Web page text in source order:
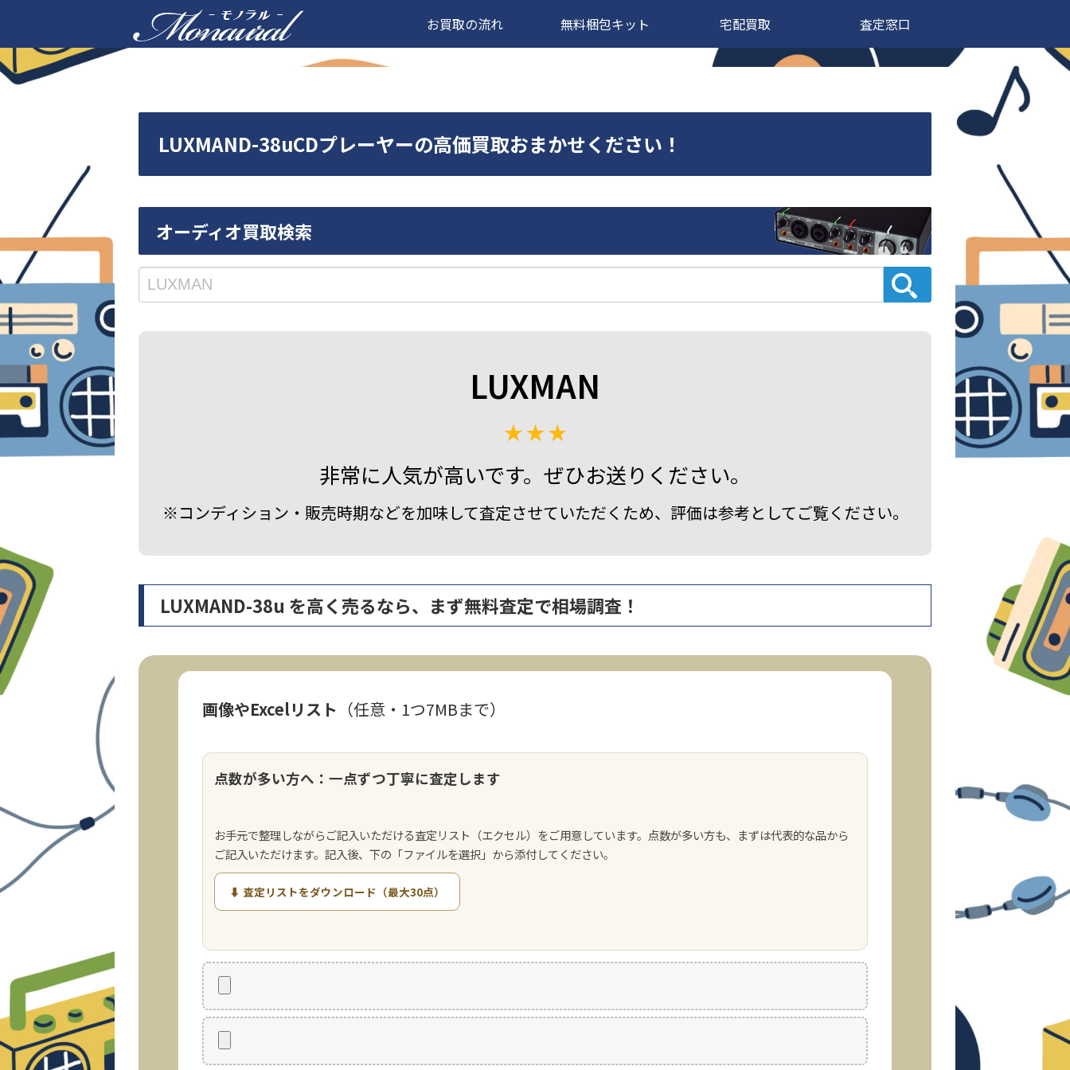
お買取の流れ 無料梱包キット 宅配買取 査定窓口
LUXMAND-38uCDプレーヤーの高価買取おまかせください！
オーディオ買取検索
LUXMAN
非常に人気が高いです。ぜひお送りください。
※コンディション・販売時期などを加味して査定させていただくため、評価は参考としてご覧ください。
LUXMAND-38u を高く売るなら、まず無料査定で相場調査！
画像やExcelリスト （任意・1つ7MBまで）
点数が多い方へ：一点ずつ丁寧に査定します
お手元で整理しながらご記入いただける査定リスト（エクセル）をご用意しています。点数が多い方も、まずは代表的な品から
ご記入いただけます。記入後、下の「ファイルを選択」から添付してください。
⬇ 査定リストをダウンロード（最大30点）